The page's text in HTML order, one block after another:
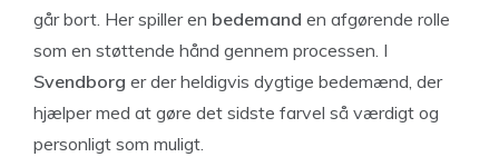
går bort. Her spiller en bedemand en afgørende rolle
som en støttende hånd gennem processen. I
Svendborg er der heldigvis dygtige bedemænd, der
hjælper med at gøre det sidste farvel så værdigt og
personligt som muligt.